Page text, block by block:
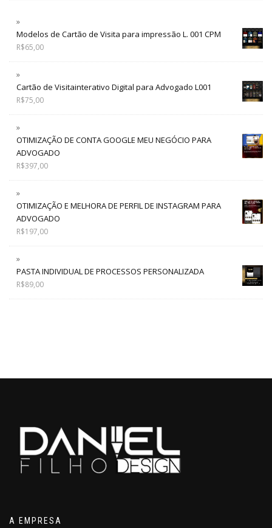
Modelos de Cartão de Visita para impressão L. 001 CPM
R$65,00
Cartão de Visitainterativo Digital para Advogado L001
R$75,00
OTIMIZAÇÃO DE CONTA GOOGLE MEU NEGÓCIO PARA
ADVOGADO
R$397,00
OTIMIZAÇÃO E MELHORA DE PERFIL DE INSTAGRAM PARA
ADVOGADO
R$197,00
PASTA INDIVIDUAL DE PROCESSOS PERSONALIZADA
R$89,00
A EMPRESA